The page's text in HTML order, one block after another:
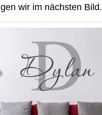
wir im nächsten Bild.